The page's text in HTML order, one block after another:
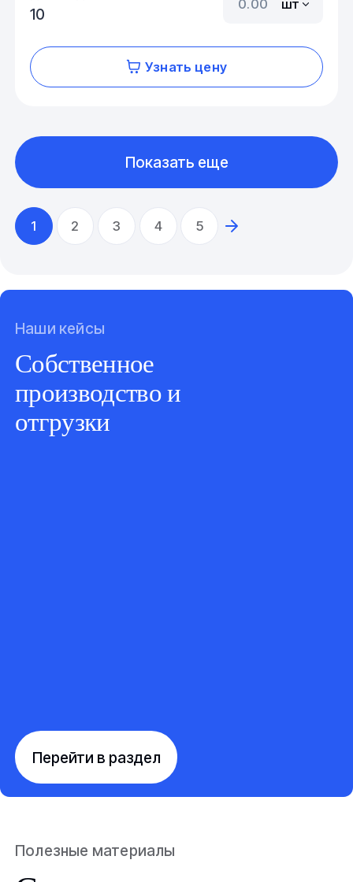
10
шт
Узнать цену
1 2 3 4 5
Показать еще
Наши кейсы
Собственное
производство и
отгрузки
Перейти в раздел
Полезные материалы